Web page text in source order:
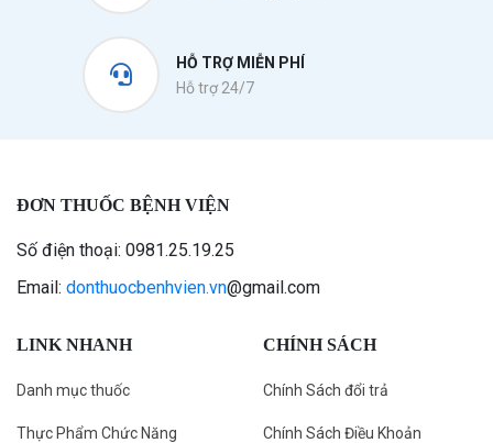
HỖ TRỢ MIỄN PHÍ
Hỗ trợ 24/7
ĐƠN THUỐC BỆNH VIỆN
Số điện thoại: 0981.25.19.25
Email: donthuocbenhvien.vn@gmail.com
LINK NHANH
Danh mục thuốc
Thực Phẩm Chức Năng
CHÍNH SÁCH
Chính Sách đổi trả
Chính Sách Điều Khoản